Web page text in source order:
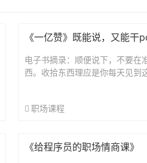
《一亿赞》既能说，又能干
电子书摘录：顺便说下，不要在
西。收拾东西理应是你每天见到
职场课程
《给程序员的职场情商课》